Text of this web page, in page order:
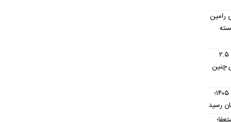
رامین
شوک قیمتی دنا پلاس؛ اتوماتیک ۲.۵
چنین
قیمت تیبا کارکرده امروز ۱۶ مرداد ۱۴۰۵؛